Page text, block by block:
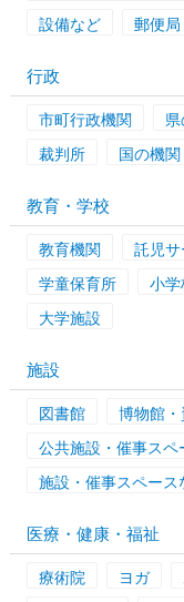
設備など
郵便局
行政
市町行政機関
裁判所
国の機関
教育・学校
教育機関 託児サ
学童保育所
小学
大学施設
施設
図書館
博物館
公共施設・催事スペ
施設・催事スペース
医療・健康・福祉
療術院 ヨガ